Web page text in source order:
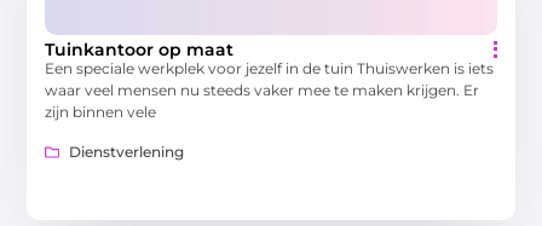
Tuinkantoor op maat
Een speciale werkplek voor jezelf in de tuin Thuiswerken is iets
waar veel mensen nu steeds vaker mee te maken krijgen. Er
zijn binnen vele
Dienstverlening